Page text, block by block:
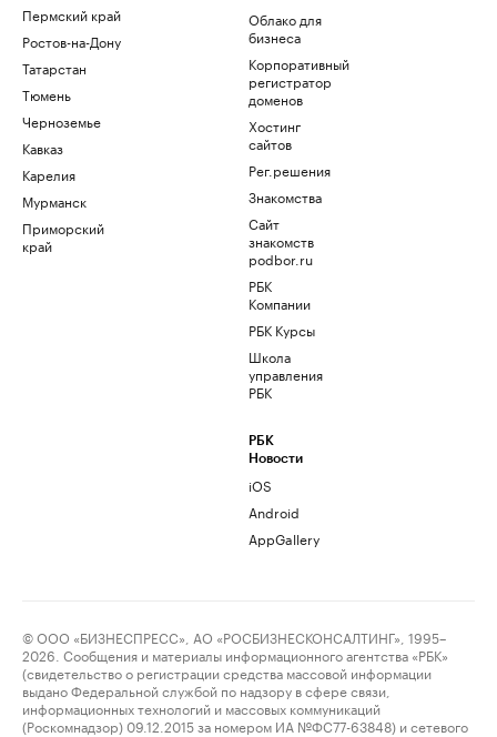
Пермский край
Ростов-на-Дону
Татарстан
Тюмень
Черноземье
Кавказ
Карелия
Мурманск
Приморский
край
Облако для
бизнеса
Корпоративный
регистратор
доменов
Хостинг
сайтов
Рег.решения
Знакомства
Сайт
знакомств
podbor.ru
РБК
Компании
РБК Курсы
Школа
управления
РБК
РБК
Новости
iOS
Android
AppGallery
© ООО «БИЗНЕСПРЕСС», АО «РОСБИЗНЕСКОНСАЛТИНГ», 1995–
2026. Сообщения и материалы информационного агентства «РБК»
(свидетельство о регистрации средства массовой информации
выдано Федеральной службой по надзору в сфере связи,
информационных технологий и массовых коммуникаций
(Роскомнадзор) 09.12.2015 за номером ИА №ФС77-63848) и сетевого